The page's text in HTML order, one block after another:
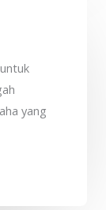
yang